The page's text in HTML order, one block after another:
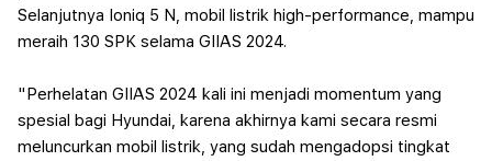
Selanjutnya Ioniq 5 N, mobil listrik high-performance, mampu
meraih 130 SPK selama GIIAS 2024.
"Perhelatan GIIAS 2024 kali ini menjadi momentum yang
spesial bagi Hyundai, karena akhirnya kami secara resmi
meluncurkan mobil listrik, yang sudah mengadopsi tingkat